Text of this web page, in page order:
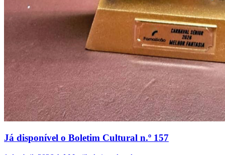
Já disponível o Boletim Cultural n.º 157